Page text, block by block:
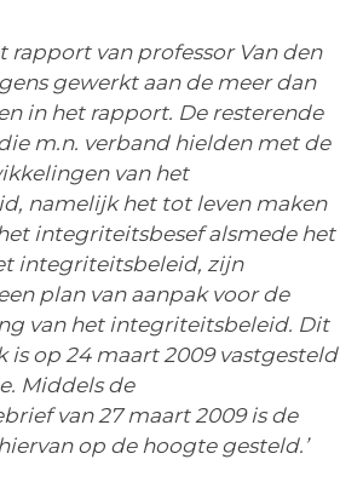
rapport van professor Van den
gewerkt aan de meer dan
in het rapport. De resterende
m.n. verband hielden met de
van het
namelijk het tot leven maken
integriteitsbesef alsmede het
integriteitsbeleid, zijn
plan van aanpak voor de
van het integriteitsbeleid. Dit
is op 24 maart 2009 vastgesteld
Middels de
van 27 maart 2009 is de
op de hoogte gesteld.’